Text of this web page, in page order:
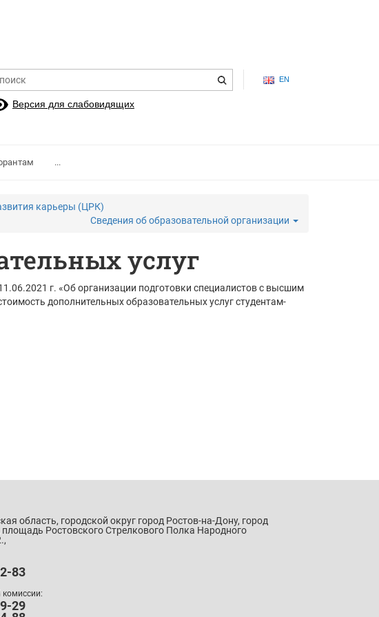
EN
Версия для слабовидящих
...
карьеры (ЦРК)
Сведения об образовательной организации
услуг
г. «Об организации подготовки специалистов с высшим
дополнительных образовательных услуг студентам-
область, городской округ город Ростов-на-Дону, город
площадь Ростовского Стрелкового Полка Народного
83
29